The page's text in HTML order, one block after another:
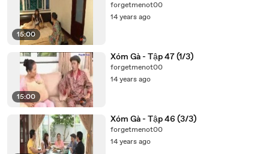
15:00
forgetmenot00
14 years ago
15:00
Xóm Gà - Tập 47 (1/3)
forgetmenot00
14 years ago
Xóm Gà - Tập 46 (3/3)
forgetmenot00
14 years ago